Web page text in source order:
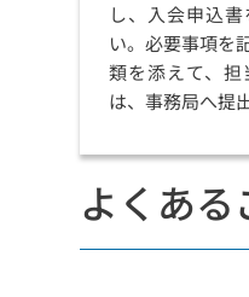
し、入会申込
い。必要事項を
類を添えて、
は、事務局へ提
よくある